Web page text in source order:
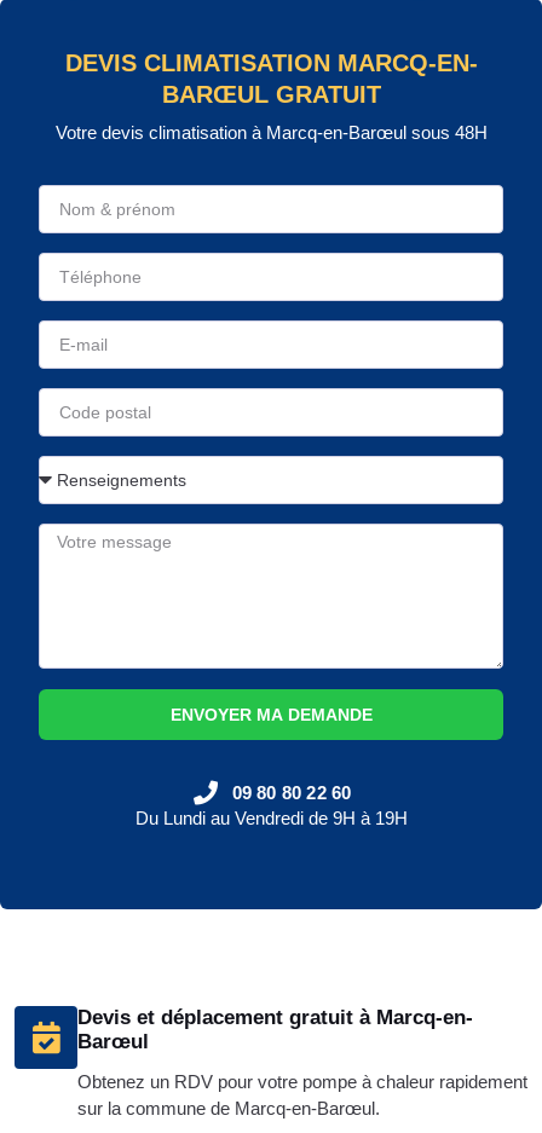
Devis et déplacement gratuit à Marcq-en-
Barœul
Obtenez un RDV pour votre pompe à chaleur rapidement
sur la commune de Marcq-en-Barœul.
DEVIS CLIMATISATION MARCQ-EN-
BARŒUL GRATUIT
Votre devis climatisation à Marcq-en-Barœul sous 48H
ENVOYER MA DEMANDE
09 80 80 22 60
Du Lundi au Vendredi de 9H à 19H